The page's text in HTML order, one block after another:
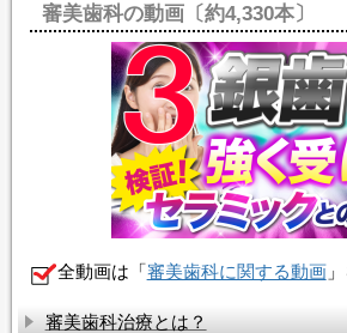
審美歯科の動画〔約4,330本〕
全動画は「審美歯科に関する動画」
審美歯科治療とは？